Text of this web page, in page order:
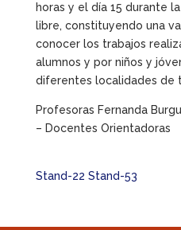
horas y el día 15 durante
libre, constituyendo una
conocer los trabajos
alumnos y por niños y
diferentes localidades de
Profesoras Fernanda
– Docentes Orientadoras
Stand-22 Stand-53